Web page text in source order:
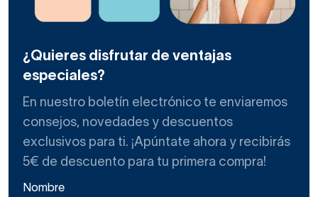
¿Quieres disfrutar de ventajas
especiales?
En nuestro boletín electrónico te enviaremos
consejos, novedades y descuentos
exclusivos para ti. ¡Apúntate ahora y recibirás
5€ de descuento para tu primera compra!
Nombre